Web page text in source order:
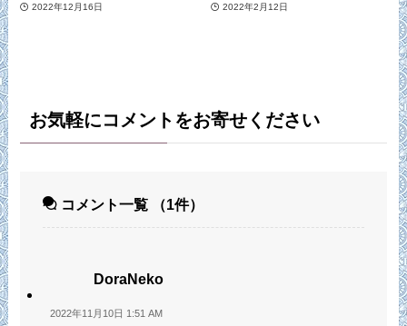
2022年12月16日 2022年2月12日
お気軽にコメントをお寄せください
コメント一覧 （1件）
DoraNeko
2022年11月10日 1:51 AM